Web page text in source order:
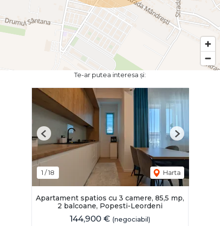
Te-ar putea interesa și:
1 /18 Harta
Previous Next
Apartament spatios cu 3 camere, 85,5 mp,
2 balcoane, Popesti-Leordeni
144,900 € (negociabil)